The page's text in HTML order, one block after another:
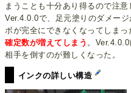
まうことも十分あり得るので注意
Ver.4.0.0で、足元塗りのダメー
ボが完全にできなくなってしまっ
確定数が増えてしまう 。
相手を倒すのが難しくなった。
インクの詳しい構造